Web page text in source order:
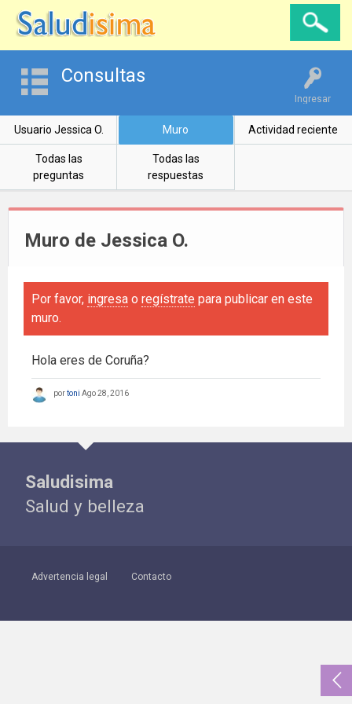
Ingresar
Consultas
Usuario Jessica O. Muro Actividad reciente
Todas las
preguntas
Todas las
respuestas
Muro de Jessica O.
Por favor, ingresa o regístrate para publicar en este
muro.
Hola eres de Coruña?
portoni Ago 28, 2016
Saludisima
Salud y belleza
Advertencia legal Contacto